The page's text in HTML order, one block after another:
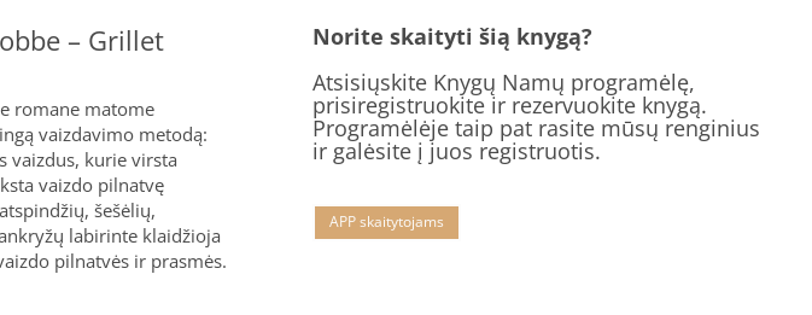
– Grillet
romane matome
vaizdavimo metodą:
vaizdus, kurie virsta
vaizdo pilnatvę
šešėlių,
labirinte klaidžioja
pilnatvės ir prasmės.
Norite skaityti šią knygą?
Atsisiųskite Knygų Namų programėlę,
prisiregistruokite ir rezervuokite knygą.
Programėlėje taip pat rasite mūsų renginius
ir galėsite į juos registruotis.
APP skaitytojams